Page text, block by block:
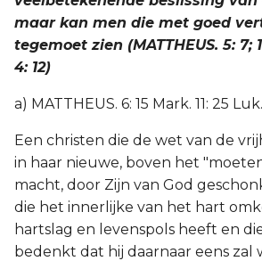
maar kan men die met goed
tegemoet zien (MATTHEUS. 5: 7;
4: 12)
a) MATTHEUS. 6: 15 Mark. 11: 25
Een christen die de wet van de
in haar nieuwe, boven het
macht, door Zijn van God
die het innerlijke van het hart
hartslag en levenspols heeft en
bedenkt dat hij daarnaar eens zal